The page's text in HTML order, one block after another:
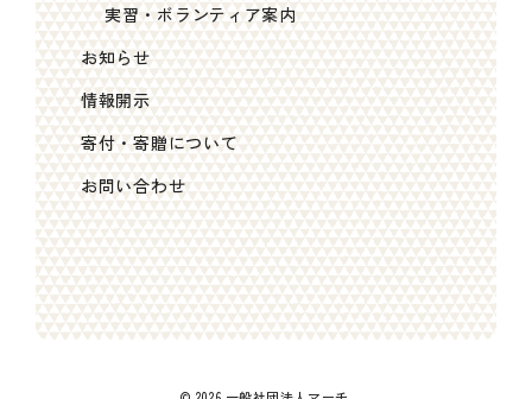
実習・ボランティア案内
お知らせ
情報開示
寄付・寄贈について
お問い合わせ